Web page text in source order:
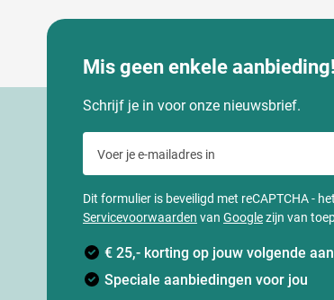
Mis geen enkele aanbieding!
Schrijf je in voor onze nieuwsbrief.
Dit formulier is beveiligd met reCAPTCHA - het
Servicevoorwaarden van Googlezijn van
€ 25,- korting op jouw volgende
Speciale aanbiedingen voor jou